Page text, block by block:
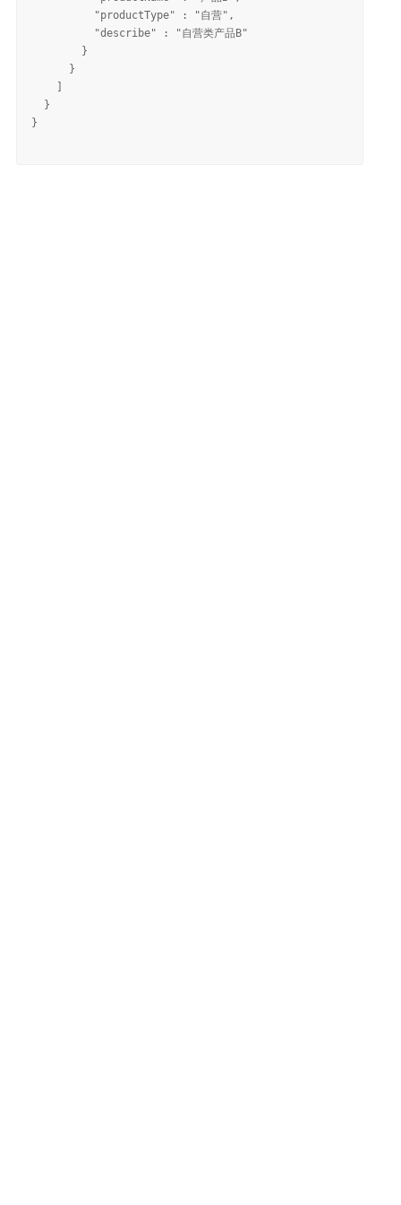
          "productType" : "自营",
          "describe" : "自营类产品B"
        }
      }
    ]
  }
}